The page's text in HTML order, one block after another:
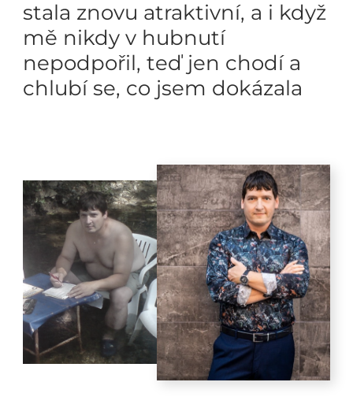
stala znovu atraktivní, a i když
mě nikdy v hubnutí
nepodpořil, teď jen chodí a
chlubí se, co jsem dokázala